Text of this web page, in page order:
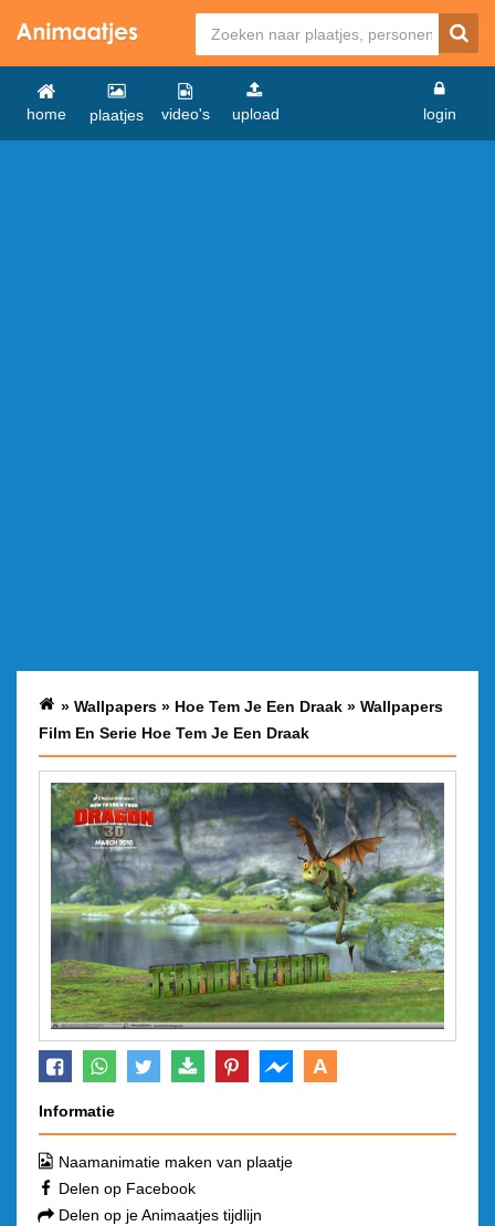
home plaatjes video's upload login
» Wallpapers » Hoe Tem Je Een Draak » Wallpapers
Film En Serie Hoe Tem Je Een Draak
A
Informatie
Naamanimatie maken van plaatje
Delen op Facebook
Delen op je Animaatjes tijdlijn